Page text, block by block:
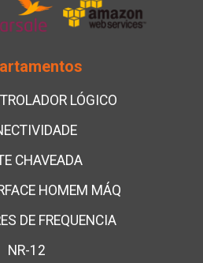
LÓGICO
CHAVEADA
HOMEM MÁQ
DE FREQUENCIA
NR-12